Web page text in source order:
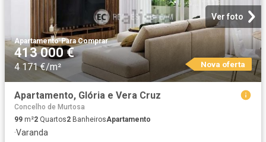
Ver foto
Apartamento·Para Comprar
413 000 €
4 171 €/m² Nova oferta
Apartamento, Glória e Vera Cruz
Concelho de Murtosa
99 m²2 Quartos2 BanheirosApartamento
·Varanda